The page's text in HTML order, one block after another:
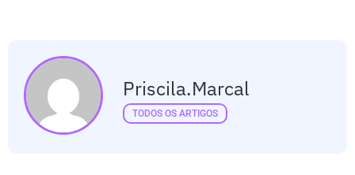
Priscila.marcal
TODOS OS ARTIGOS